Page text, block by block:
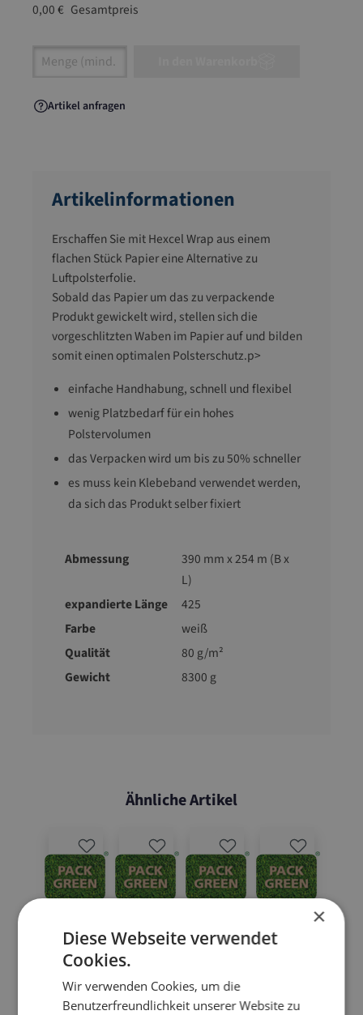
0,00 € Gesamtpreis
Artikel Anzahl: Gib den gewünschten Wert
Artikel anfragen
Artikelinformationen
Erschaffen Sie mit Hexcel Wrap aus einem
flachen Stück Papier eine Alternative zu
Luftpolsterfolie.
Sobald das Papier um das zu verpackende
Produkt gewickelt wird, stellen sich die
vorgeschlitzten Waben im Papier auf und bilden
somit einen optimalen Polsterschutz.p>
einfache Handhabung, schnell und flexibel
wenig Platzbedarf für ein hohes
Polstervolumen
das Verpacken wird um bis zu 50% schneller
es muss kein Klebeband verwendet werden,
da sich das Produkt selber fixiert
Abmessung
390 mm x 254 m (B x
L)
expandierte Länge
425
Farbe
weiß
Qualität
80 g/m²
Gewicht
8300 g
Ähnliche Artikel
×
Diese Webseite verwendet
Cookies.
Wir verwenden Cookies, um die
Benutzerfreundlichkeit unserer Website zu